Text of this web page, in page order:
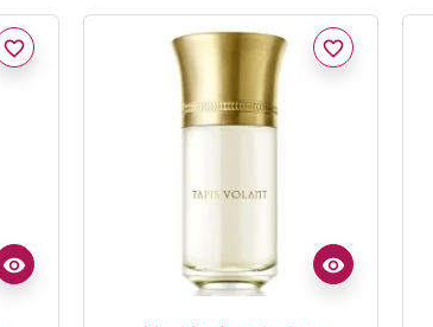
favorite_border favorite_border